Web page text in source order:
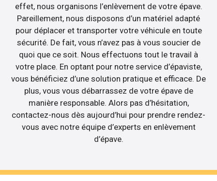
effet, nous organisons l’enlèvement de votre épave.
Pareillement, nous disposons d’un matériel adapté
pour déplacer et transporter votre véhicule en toute
sécurité. De fait, vous n’avez pas à vous soucier de
quoi que ce soit. Nous effectuons tout le travail à
votre place. En optant pour notre service d’épaviste,
vous bénéficiez d’une solution pratique et efficace. De
plus, vous vous débarrassez de votre épave de
manière responsable. Alors pas d’hésitation,
contactez-nous dès aujourd’hui pour prendre rendez-
vous avec notre équipe d’experts en enlèvement
d’épave.